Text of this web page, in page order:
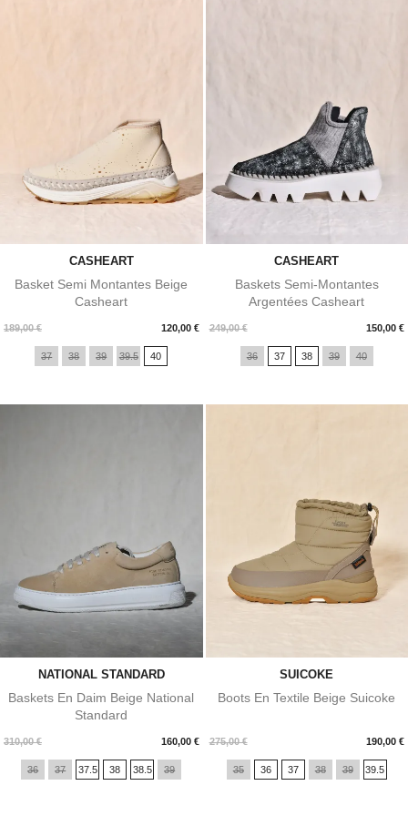
CASHEART
Basket Semi Montantes Beige
Casheart
189,00 € 120,00 €
Prix
37 38 39 39.5 40
CASHEART
Baskets Semi-Montantes
Argentées Casheart
249,00 € 150,00 €
Prix
36 37 38 39 40
NATIONAL STANDARD
Baskets En Daim Beige National
Standard
310,00 € 160,00 €
Prix
36 37 37.5 38 38.5 39
SUICOKE
Boots En Textile Beige Suicoke
275,00 € 190,00 €
Prix
35 36 37 38 39 39.5